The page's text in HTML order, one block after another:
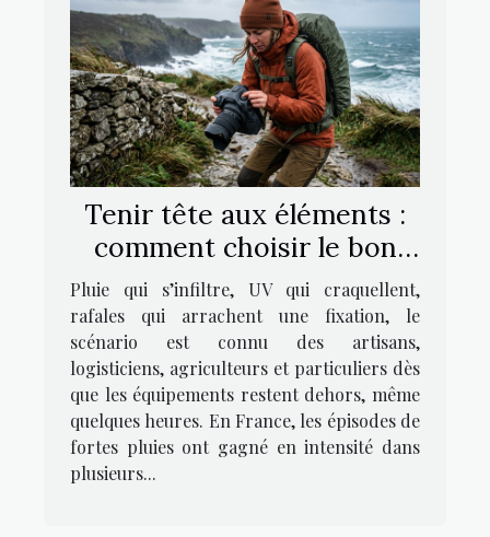
Tenir tête aux éléments :
comment choisir le bon
accessoire pour protéger
vos équipements
Pluie qui s’infiltre, UV qui craquellent,
rafales qui arrachent une fixation, le
scénario est connu des artisans,
logisticiens, agriculteurs et particuliers dès
que les équipements restent dehors, même
quelques heures. En France, les épisodes de
fortes pluies ont gagné en intensité dans
plusieurs...